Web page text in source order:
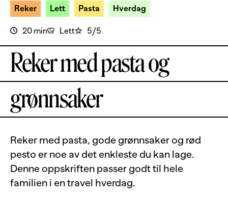
Reker Lett Pasta Hverdag
20 min Lett 5/5
Reker med pasta og
grønnsaker
Reker med pasta, gode grønnsaker og rød
pesto er noe av det enkleste du kan lage.
Denne oppskriften passer godt til hele
familien i en travel hverdag.